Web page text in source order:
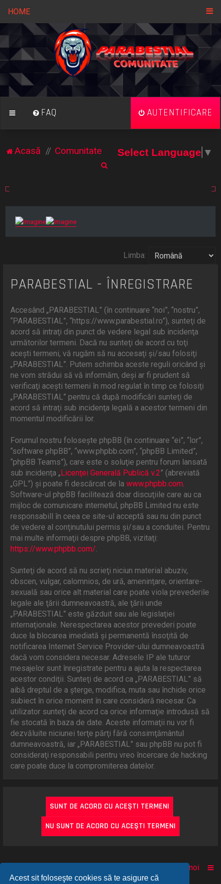
Acest sit foloseşte cookies să te asigure că
HOME
FAQ AUTENTIFICARE
Acasă Comunitate Select Language ▼
t
Limba:
PARABESTIAL - ÎNREGISTRARE
Accesând „PARABESTIAL” (în continuare “noi”, “nostru”,
“PARABESTIAL”, “https://www.parabestial.ro”), sunteţi de
acord să intraţi din punct de vedere legal sub incidenţa
următorilor termeni. Dacă nu sunteţi de acord cu toţi
aceşti termeni, vă rugăm să nu accesaţi şi/sau folosiţi
„PARABESTIAL”. Putem schimba aceste reguli oricând şi
ne vom strădui să vă informăm, deşi ar fi prudent să
verificaţi aceşti termeni în mod regulat în timp ce folosiţi
„PARABESTIAL” pentru că după modificări sunteţi de
acord să intraţi sub incidenţa legală a acestor termeni din
momentul modificării lor.
Forumul nostru foloseşte phpBB (în continuare “ei”, “lor”,
“software phpBB”, “www.phpbb.com”, “phpBB Limited”,
“phpBB Teams”), care este o soluţie pentru forum lansată
sub incidenţa „Licenţei Generală Publică v.2” (abreviată
„GPL”) şi poate fi descărcat de lawww.phpbb.com
Software-ul phpBB facilitează doar discuţiile care au ca
mijloc de comunicare internetul, phpBB Limited nu este
responsabill în ceea ce site-ul acceptă sau nu din punct
de vedere al conţinutului permis şi/sau a conduitei. Pentru
mai multe informaţii despre phpBB, vizitaţi:
https://www.phpbb.com/
Sunteţi de acord să nu scrieţi niciun material abuziv,
obscen, vulgar, calomnios, de ură, ameninţare, orientare-
sexuală sau orice alt material care poate viola prevederile
legale ale ţării dumneavoastră, ale ţării unde
„PARABESTIAL” este găzduit sau ale legislaţiei
internaţionale. Nerespectarea acestor prevederi poate
duce la blocarea imediată şi permanentă însoţită de
notificarea Internet Service Provider-ului dumneavoastră
dacă vom considera necesar. Adresele IP ale tuturor
mesajelor sunt înregistrate pentru a ajuta la respectarea
acestor condiţii. Sunteţi de acord ca „PARABESTIAL” să
aibă dreptul de a şterge, modifica, muta sau închide orice
subiect în orice moment în care consideră necesar. Ca
utilizator sunteţi de acord ca orice informaţie introdusă să
fie stocată în baza de date. Aceste informaţii nu vor fi
dezvăluite niciunei terţe părţi fără consimţământul
dumneavoastră, iar „PARABESTIAL” sau phpBB nu pot fi
consideraţi responsabili pentru vreo încercare de hacking
care poate duce la compromiterea datelor.
Despre noi